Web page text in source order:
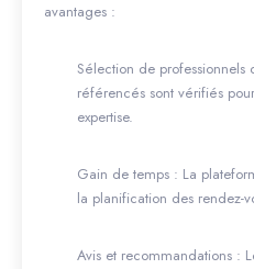
avantages :
Sélection de professionnels
référencés sont vérifiés
expertise.
Gain de temps : La
la planification des rendez-
Avis et recommandations :